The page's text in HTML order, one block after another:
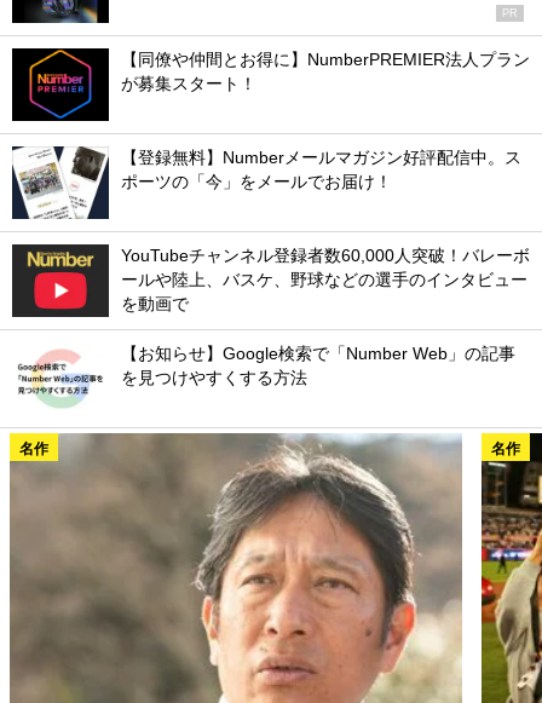
PR
【同僚や仲間とお得に】NumberPREMIER法人プラン
が募集スタート！
【登録無料】Numberメールマガジン好評配信中。ス
ポーツの「今」をメールでお届け！
YouTubeチャンネル登録者数60,000人突破！バレーボ
ールや陸上、バスケ、野球などの選手のインタビュー
を動画で
【お知らせ】Google検索で「Number Web」の記事
を見つけやすくする方法
名作 名作